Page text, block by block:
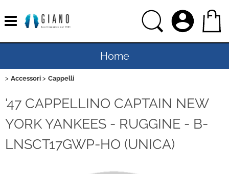
Home
Donna
Bambino
Accessori Cappelli
'47 CAPPELLINO CAPTAIN NEW
YORK YANKEES - RUGGINE - B-
LNSCT17GWP-HO (UNICA)